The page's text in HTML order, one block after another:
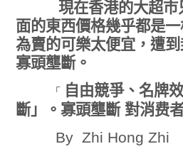
現在香港的大超市
面的東西價格幾乎都是
為賣的可樂太便宜，遭
寡頭壟斷。
「 自由競爭、名牌
斷」。寡頭壟斷 對消费
By Zhi Hong Zhi